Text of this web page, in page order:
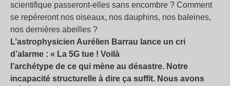
scientifique passeront-elles sans encombre ? Comment
se repéreront nos oiseaux, nos dauphins, nos baleines,
nos dernières abeilles ?
L’astrophysicien Aurélien Barrau lance un cri
d’alarme : « La 5G tue ! Voilà
l’archétype de ce qui mène au désastre. Notre
incapacité structurelle à dire ça suffit. Nous avons